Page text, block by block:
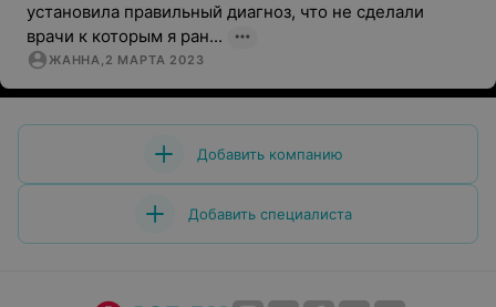
установила правильный диагноз, что не сделали
врачи к которым я ран...
ЖАННА, 2 МАРТА 2023
Добавить компанию
Добавить специалиста